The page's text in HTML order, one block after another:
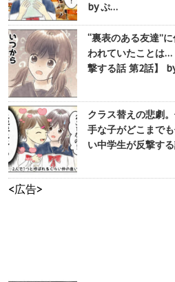
by ぷ…
“裏表のある友達”
われていたことは…
撃する話 第2話】
クラス替えの悲劇
手な子がどこまで
い中学生が反撃す
<広告>